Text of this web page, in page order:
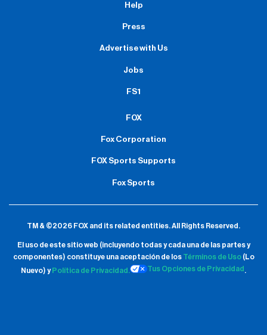
Help
Press
Advertise with Us
Jobs
FS1
FOX
Fox Corporation
FOX Sports Supports
Fox Sports
TM & ©2026 FOX and its related entities.All Rights Reserved.
El uso de este sitio web (incluyendo todas y cada una de las partes y
componentes) constituye una aceptación de los Términos de Uso(Lo
Nuevo) y Política de Privacidad. Tus Opciones de Privacidad .